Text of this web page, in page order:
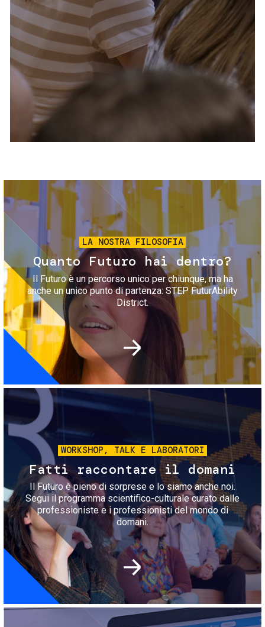
Servizi e accessibilità
Contatti
FAQ
Biglietti
Immagine
LA NOSTRA FILOSOFIA
Quanto Futuro hai dentro?
Il Futuro è un percorso unico per chiunque, ma ha
anche un unico punto di partenza: STEP FuturAbility
District.
Immagine
WORKSHOP, TALK E LABORATORI
Fatti raccontare il domani
Il Futuro è pieno di sorprese e lo siamo anche noi.
Segui il programma scientifico-culturale curato dalle
professioniste e i professionisti del mondo di
domani.
Immagine